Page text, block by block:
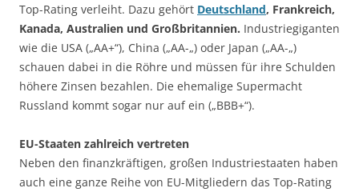
Top-Rating verleiht. Dazu gehört Deutschland, Frankreich,
Kanada, Australien und Großbritannien. Industriegiganten
wie die USA („AA+“), China („AA-„) oder Japan („AA-„)
schauen dabei in die Röhre und müssen für ihre Schulden
höhere Zinsen bezahlen. Die ehemalige Supermacht
Russland kommt sogar nur auf ein („BBB+“).
EU-Staaten zahlreich vertreten
Neben den finanzkräftigen, großen Industriestaaten haben
auch eine ganze Reihe von EU-Mitgliedern das Top-Rating